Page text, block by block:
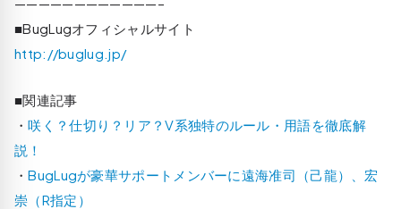
■BugLugオフィシャルサイト
http://buglug.jp/
■関連記事
・咲く？仕切り？リア？V系独特のルール・用語を徹底解
説！
・BugLugが豪華サポートメンバーに遠海准司（己龍）、宏
崇（R指定）